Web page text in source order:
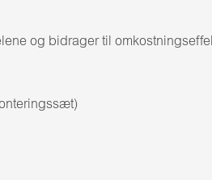
og bidrager til